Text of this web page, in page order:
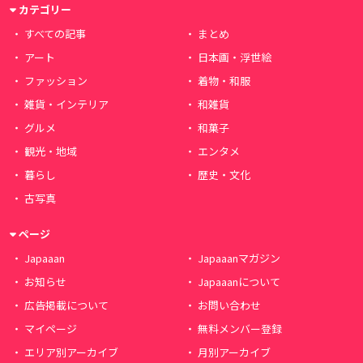
カテゴリー
すべての記事
まとめ
アート
日本画・浮世絵
ファッション
着物・和服
雑貨・インテリア
和雑貨
グルメ
和菓子
観光・地域
エンタメ
暮らし
歴史・文化
古写真
ページ
Japaaan
Japaaanマガジン
お知らせ
Japaaanについて
広告掲載について
お問い合わせ
マイページ
無料メンバー登録
エリア別アーカイブ
月別アーカイブ